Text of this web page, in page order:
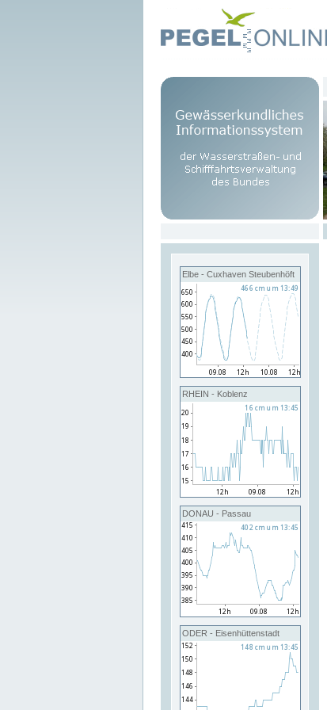
Elbe - Cuxhaven Steubenhöft
RHEIN - Koblenz
DONAU - Passau
ODER - Eisenhüttenstadt